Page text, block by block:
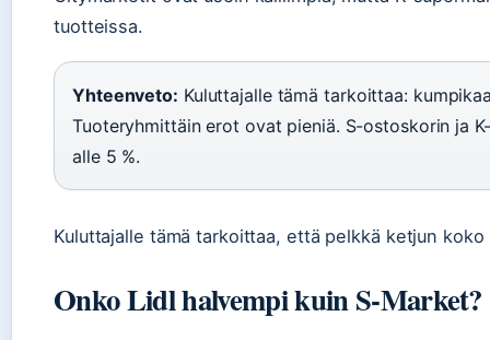
tuotteissa.
Yhteenveto: Kuluttajalle tämä tarkoittaa:
Tuoteryhmittäin erot ovat pieniä. S-ostoskorin ja
alle 5 %.
Kuluttajalle tämä tarkoittaa, että pelkkä ketjun
Onko Lidl halvempi kuin S-Market?